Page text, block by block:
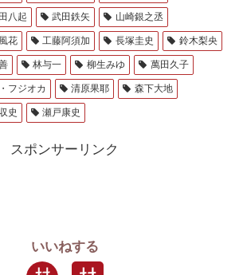
八起 武田鉄矢 山崎銀之丞
花 工藤阿須加 長塚圭史 鈴木梨央
林与一 柳生みゆ 萬田久子
フジオカ 清原果耶 森下大地
史 瀬戸康史
スポンサーリンク
いいねする